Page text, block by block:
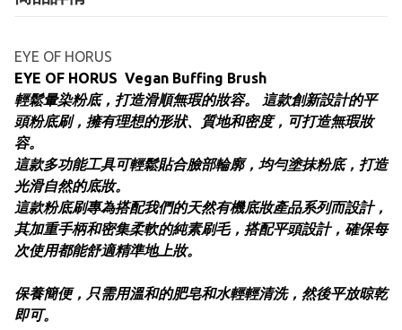
EYE OF HORUS
EYE OF HORUS Vegan Buffing Brush
輕鬆暈染粉底，打造滑順無瑕的妝容。 這款創新設計的平
頭粉底刷，擁有理想的形狀、質地和密度，可打造無瑕妝
容。
這款多功能工具可輕鬆貼合臉部輪廓，均勻塗抹粉底，打造
光滑自然的底妝。
這款粉底刷專為搭配我們的天然有機底妝產品系列而設計，
其加重手柄和密集柔軟的純素刷毛，搭配平頭設計，確保每
次使用都能舒適精準地上妝。
保養簡便，只需用溫和的肥皂和水輕輕清洗，然後​​平放晾乾
即可。